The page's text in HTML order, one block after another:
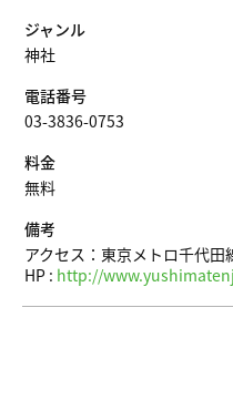
ジャンル
神社
電話番号
03-3836-0753
料金
無料
備考
アクセス：東京メトロ千代
HP : http://